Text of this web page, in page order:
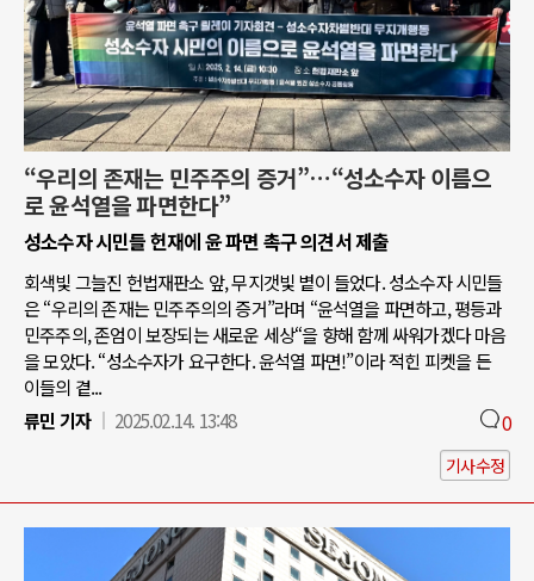
“우리의 존재는 민주주의 증거”…“성소수자 이름으
로 윤석열을 파면한다”
성소수자 시민들 헌재에 윤 파면 촉구 의견서 제출
회색빛 그늘진 헌법재판소 앞, 무지갯빛 볕이 들었다. 성소수자 시민들
은 “우리의 존재는 민주주의의 증거”라며 “윤석열을 파면하고, 평등과
민주주의, 존엄이 보장되는 새로운 세상“을 향해 함께 싸워가겠다 마음
을 모았다. “성소수자가 요구한다. 윤석열 파면!”이라 적힌 피켓을 든
이들의 곁...
류민 기자
2025.02.14. 13:48 0
기사수정